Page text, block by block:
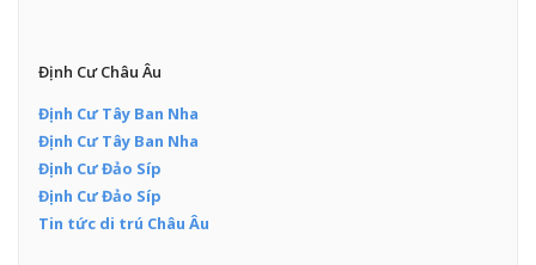
Định Cư Châu Âu
Định Cư Tây Ban Nha
Định Cư Tây Ban Nha
Định Cư Đảo Síp
Định Cư Đảo Síp
Tin tức di trú Châu Âu